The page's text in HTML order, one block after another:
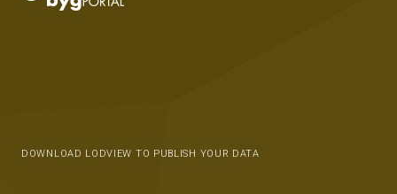
DOWNLOAD LODVIEW TO PUBLISH YOUR DATA